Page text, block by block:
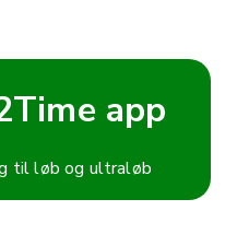
app
til løb og ultraløb